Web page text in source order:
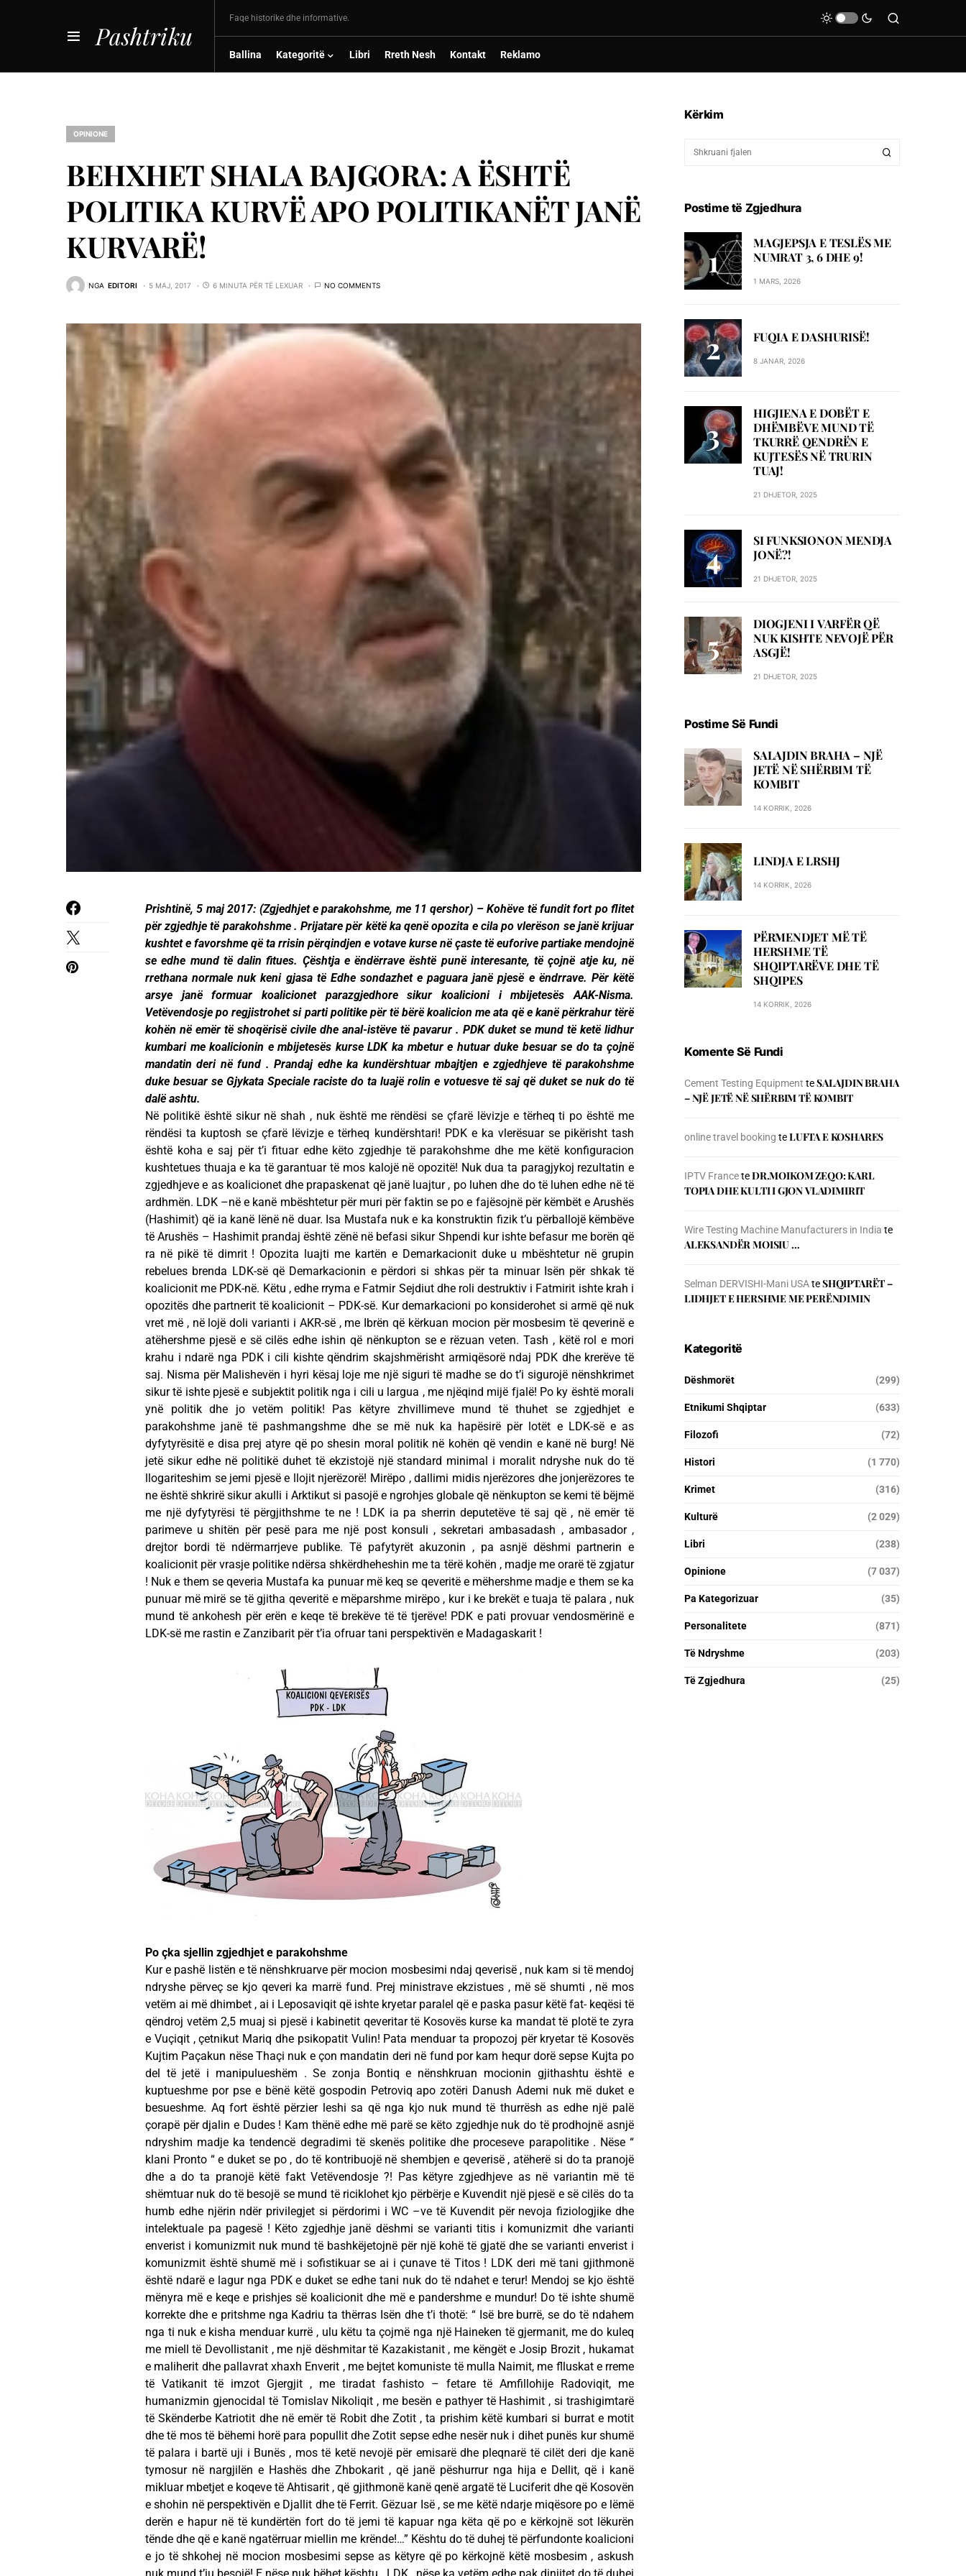
Pashtriku
Faqe historike dhe informative.
Ballina Kategoritë Libri Rreth Nesh Kontakt Reklamo
OPINIONE
BEHXHET SHALA BAJGORA: A ËSHTË
POLITIKA KURVË APO POLITIKANËT JANË
KURVARË!
NGA EDITORI 5 MAJ, 2017 6 MINUTA PËR TË LEXUAR NO COMMENTS
Prishtinë, 5 maj 2017: (Zgjedhjet e parakohshme, me 11 qershor) – Kohëve të fundit fort po flitet
për zgjedhje të parakohshme . Prijatare për këtë ka qenë opozita e cila po vlerëson se janë krijuar
kushtet e favorshme që ta rrisin përqindjen e votave kurse në çaste të euforive partiake mendojnë
se edhe mund të dalin fitues. Çështja e ëndërrave është punë interesante, të çojnë atje ku, në
rrethana normale nuk keni gjasa të Edhe sondazhet e paguara janë pjesë e ëndrrave. Për këtë
arsye janë formuar koalicionet parazgjedhore sikur koalicioni i mbijetesës AAK-Nisma.
Vetëvendosje po regjistrohet si parti politike për të bërë koalicion me ata që e kanë përkrahur tërë
kohën në emër të shoqërisë civile dhe anal-istëve të pavarur . PDK duket se mund të ketë lidhur
kumbari me koalicionin e mbijetesës kurse LDK ka mbetur e hutuar duke besuar se do ta çojnë
mandatin deri në fund . Prandaj edhe ka kundërshtuar mbajtjen e zgjedhjeve të parakohshme
duke besuar se Gjykata Speciale raciste do ta luajë rolin e votuesve të saj që duket se nuk do të
dalë ashtu.
Në politikë është sikur në shah , nuk është me rëndësi se çfarë lëvizje e tërheq ti po është me
rëndësi ta kuptosh se çfarë lëvizje e tërheq kundërshtari! PDK e ka vlerësuar se pikërisht tash
është koha e saj për t’i fituar edhe këto zgjedhje të parakohshme dhe me këtë konfiguracion
kushtetues thuaja e ka të garantuar të mos kalojë në opozitë! Nuk dua ta paragjykoj rezultatin e
zgjedhjeve e as koalicionet dhe prapaskenat që janë luajtur , po luhen dhe do të luhen edhe në të
ardhmën. LDK –në e kanë mbështetur për muri për faktin se po e fajësojnë për këmbët e Arushës
(Hashimit) që ia kanë lënë në duar. Isa Mustafa nuk e ka konstruktin fizik t’u përballojë këmbëve
të Arushës – Hashimit prandaj është zënë në befasi sikur Shpendi kur ishte befasur me borën që
ra në pikë të dimrit ! Opozita luajti me kartën e Demarkacionit duke u mbështetur në grupin
rebelues brenda LDK-së që Demarkacionin e përdori si shkas për ta minuar Isën për shkak të
koalicionit me PDK-në. Këtu , edhe rryma e Fatmir Sejdiut dhe roli destruktiv i Fatmirit ishte krah i
opozitës dhe partnerit të koalicionit – PDK-së. Kur demarkacioni po konsiderohet si armë që nuk
vret më , në lojë doli varianti i AKR-së , me Ibrën që kërkuan mocion për mosbesim të qeverinë e
atëhershme pjesë e së cilës edhe ishin që nënkupton se e rëzuan veten. Tash , këtë rol e mori
krahu i ndarë nga PDK i cili kishte qëndrim skajshmërisht armiqësorë ndaj PDK dhe krerëve të
saj. Nisma për Malishevën i hyri kësaj loje me një siguri të madhe se do t’i sigurojë nënshkrimet
sikur të ishte pjesë e subjektit politik nga i cili u largua , me njëqind mijë fjalë! Po ky është morali
ynë politik dhe jo vetëm politik! Pas këtyre zhvillimeve mund të thuhet se zgjedhjet e
parakohshme janë të pashmangshme dhe se më nuk ka hapësirë për lotët e LDK-së e as
dyfytyrësitë e disa prej atyre që po shesin moral politik në kohën që vendin e kanë në burg! Në
jetë sikur edhe në politikë duhet të ekzistojë një standard minimal i moralit ndryshe nuk do të
llogariteshim se jemi pjesë e llojit njerëzorë! Mirëpo , dallimi midis njerëzores dhe jonjerëzores te
ne është shkrirë sikur akulli i Arktikut si pasojë e ngrohjes globale që nënkupton se kemi të bëjmë
me një dyfytyrësi të përgjithshme te ne ! LDK ia pa sherrin deputetëve të saj që , në emër të
parimeve u shitën për pesë para me një post konsuli , sekretari ambasadash , ambasador ,
drejtor bordi të ndërmarrjeve publike. Të pafytyrët akuzonin , pa asnjë dëshmi partnerin e
koalicionit për vrasje politike ndërsa shkërdheheshin me ta tërë kohën , madje me orarë të zgjatur
! Nuk e them se qeveria Mustafa ka punuar më keq se qeveritë e mëhershme madje e them se ka
punuar më mirë se të gjitha qeveritë e mëparshme mirëpo , kur i ke brekët e tuaja të palara , nuk
mund të ankohesh për erën e keqe të brekëve të të tjerëve! PDK e pati provuar vendosmërinë e
LDK-së me rastin e Zanzibarit për t’ia ofruar tani perspektivën e Madagaskarit !
Po çka sjellin zgjedhjet e parakohshme
Kur e pashë listën e të nënshkruarve për mocion mosbesimi ndaj qeverisë , nuk kam si të mendoj
ndryshe përveç se kjo qeveri ka marrë fund. Prej ministrave ekzistues , më së shumti , në mos
vetëm ai më dhimbet , ai i Leposaviqit që ishte kryetar paralel që e paska pasur këtë fat- keqësi të
qëndroj vetëm 2,5 muaj si pjesë i kabinetit qeveritar të Kosovës kurse ka mandat të plotë te zyra
e Vuçiqit , çetnikut Mariq dhe psikopatit Vulin! Pata menduar ta propozoj për kryetar të Kosovës
Kujtim Paçakun nëse Thaçi nuk e çon mandatin deri në fund por kam hequr dorë sepse Kujta po
del të jetë i manipulueshëm . Se zonja Bontiq e nënshkruan mocionin gjithashtu është e
kuptueshme por pse e bënë këtë gospodin Petroviq apo zotëri Danush Ademi nuk më duket e
besueshme. Aq fort është përzier leshi sa që nga kjo nuk mund të thurrësh as edhe një palë
çorapë për djalin e Dudes ! Kam thënë edhe më parë se këto zgjedhje nuk do të prodhojnë asnjë
ndryshim madje ka tendencë degradimi të skenës politike dhe proceseve parapolitike . Nëse “
klani Pronto “ e duket se po , do të kontribuojë në shembjen e qeverisë , atëherë si do ta pranojë
dhe a do ta pranojë këtë fakt Vetëvendosje ?! Pas këtyre zgjedhjeve as në variantin më të
shëmtuar nuk do të besojë se mund të riciklohet kjo përbërje e Kuvendit një pjesë e së cilës do ta
humb edhe njërin ndër privilegjet si përdorimi i WC –ve të Kuvendit për nevoja fiziologjike dhe
intelektuale pa pagesë ! Këto zgjedhje janë dëshmi se varianti titis i komunizmit dhe varianti
enverist i komunizmit nuk mund të bashkëjetojnë për një kohë të gjatë dhe se varianti enverist i
komunizmit është shumë më i sofistikuar se ai i çunave të Titos ! LDK deri më tani gjithmonë
është ndarë e lagur nga PDK e duket se edhe tani nuk do të ndahet e terur! Mendoj se kjo është
mënyra më e keqe e prishjes së koalicionit dhe më e pandershme e mundur! Do të ishte shumë
korrekte dhe e pritshme nga Kadriu ta thërras Isën dhe t’i thotë: “ Isë bre burrë, se do të ndahem
nga ti nuk e kisha menduar kurrë , ulu këtu ta çojmë nga një Haineken të gjermanit, me do kuleq
me miell të Devollistanit , me një dëshmitar të Kazakistanit , me këngët e Josip Brozit , hukamat
e maliherit dhe pallavrat xhaxh Enverit , me bejtet komuniste të mulla Naimit, me flluskat e rreme
të Vatikanit të imzot Gjergjit , me tiradat fashisto – fetare të Amfillohije Radoviqit, me
humanizmin gjenocidal të Tomislav Nikoliqit , me besën e pathyer të Hashimit , si trashigimtarë
të Skënderbe Katriotit dhe në emër të Robit dhe Zotit , ta prishim këtë kumbari si burrat e motit
dhe të mos të bëhemi horë para popullit dhe Zotit sepse edhe nesër nuk i dihet punës kur shumë
të palara i bartë uji i Bunës , mos të ketë nevojë për emisarë dhe pleqnarë të cilët deri dje kanë
tymosur në nargjilën e Hashës dhe Zhbokarit , që janë pëshurrur nga hija e Dellit, që i kanë
mikluar mbetjet e koqeve të Ahtisarit , që gjithmonë kanë qenë argatë të Luciferit dhe që Kosovën
e shohin në perspektivën e Djallit dhe të Ferrit. Gëzuar Isë , se me këtë ndarje miqësore po e lëmë
derën e hapur në të kundërtën fort do të jemi të kapuar nga këta që po e kërkojnë sot lëkurën
tënde dhe që e kanë ngatërruar miellin me krënde!…” Kështu do të duhej të përfundonte koalicioni
e jo të shkohej në mocion mosbesimi sepse as këtyre që po kërkojnë këtë mosbesim , askush
Kërkim
Postime të Zgjedhura
MAGJEPSJA E TESLËS ME
NUMRAT 3, 6 DHE 9!
1 MARS, 2026
FUQIA E DASHURISË!
8 JANAR, 2026
HIGJIENA E DOBËT E
DHËMBËVE MUND TË
TKURRË QENDRËN E
KUJTESËS NË TRURIN
TUAJ!
21 DHJETOR, 2025
SI FUNKSIONON MENDJA
JONË?!
21 DHJETOR, 2025
DIOGJENI I VARFËR QË
NUK KISHTE NEVOJË PËR
ASGJË!
21 DHJETOR, 2025
Postime Së Fundi
SALAJDIN BRAHA – NJЁ
JETЁ NЁ SHЁRBIM TЁ
KOMBIT
14 KORRIK, 2026
LINDJA E LRSHJ
14 KORRIK, 2026
PËRMENDJET MË TË
HERSHME TË
SHQIPTARËVE DHE TË
SHQIPES
14 KORRIK, 2026
Komente Së Fundi
Cement Testing Equipment teSALAJDIN BRAHA
– NJЁ JETЁ NЁ SHЁRBIM TЁ KOMBIT
online travel booking teLUFTA E KOSHARES
IPTV FranceteDR.MOIKOM ZEQO: KARL
TOPIA DHE KULTI I GJON VLADIMIRIT
Wire Testing Machine Manufacturers in India te
ALEKSANDËR MOISIU …
Selman DERVISHI-Mani USAteSHQIPTARËT –
LIDHJET E HERSHME ME PERËNDIMIN
Kategoritë
Dëshmorët (299)
Etnikumi Shqiptar (633)
Filozofi (72)
Histori (1 770)
Krimet (316)
Kulturë (2 029)
Libri (238)
Opinione (7 037)
Pa Kategorizuar (35)
Personalitete (871)
Të Ndryshme (203)
Të Zgjedhura (25)